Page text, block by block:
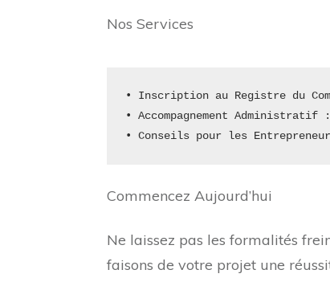
Nos Services
• Inscription au Registre du
• Accompagnement
• Conseils pour les
Commencez Aujourd’hui
Ne laissez pas les formalités
faisons de votre projet une